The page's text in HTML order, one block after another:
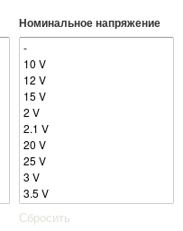
Номинальное напряжение
Сбросить